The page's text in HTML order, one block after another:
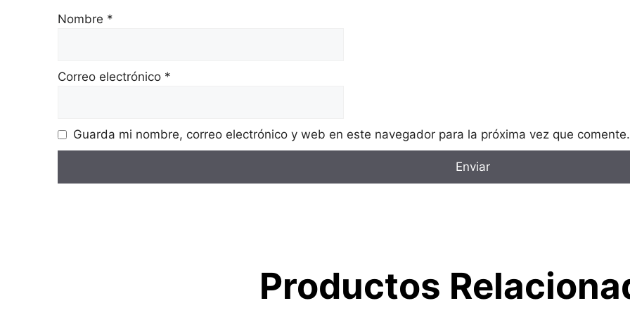
Nombre *
Correo electrónico *
Guarda mi nombre, correo electrónico y web en este navegador para la próxima vez que comente.
Productos